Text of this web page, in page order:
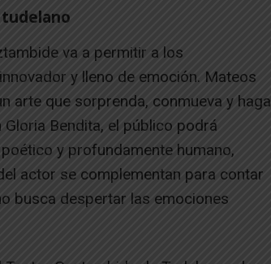
va a permitir a los
y lleno de emoción. Mateos
arte que sorprenda, conmueva y haga
Bendita, el público podrá
y profundamente humano,
actor se complementan para contar
busca despertar las emociones